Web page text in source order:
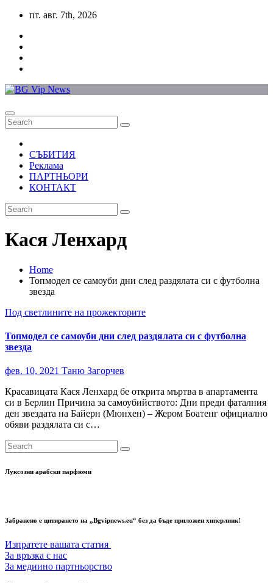
Skip
content
пт. авг. 7th, 2026
СЪБИТИЯ
Реклама
ПАРТНЬОРИ
КОНТАКТ
Кася Ленхард
Home
Топмодел се самоуби дни след раздялата си с футболна
звезда
Под светлините на прожекторите
Топмодел се самоуби дни след раздялата си с футболна
звезда
фев. 10, 2021 Таню Загорчев
Красавицата Кася Ленхард бе открита мъртва в апартамента
си в Берлин Причина за самоубийството: Дни преди фаталния
ден звездата на Байерн (Мюнхен) – Жером Боатенг официално
обяви раздялата си с…
Луксозни арабски парфюми
Забранено е цитирането на „Bgvipnews.eu“ без да бъде приложен хиперлинк!
Изпратете вашата статия
За връзка с нас
За медиино партньорство